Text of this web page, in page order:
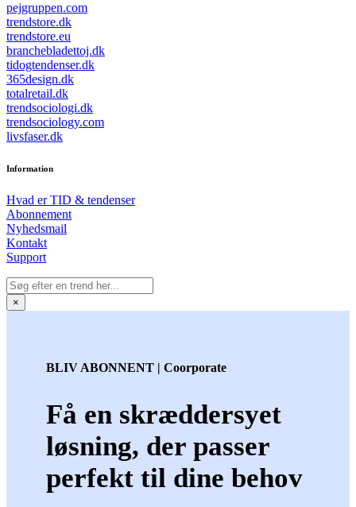
pejgruppen.com
trendstore.dk
trendstore.eu
branchebladettoj.dk
tidogtendenser.dk
365design.dk
totalretail.dk
trendsociologi.dk
trendsociology.com
livsfaser.dk
Information
Hvad er TID & tendenser
Abonnement
Nyhedsmail
Kontakt
Support
×
BLIV ABONNENT | Coorporate
Få en skræddersyet
løsning, der passer
perfekt til dine behov